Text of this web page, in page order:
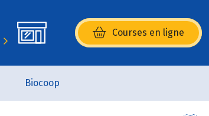
Courses en ligne
(s’ouvre dans une nouvelle
Biocoop